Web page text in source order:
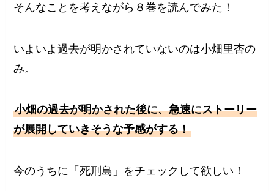
そんなことを考えながら８巻を読んでみた！
いよいよ過去が明かされていないのは小畑里杏の
み。
小畑の過去が明かされた後に、急速にストーリー
が展開していきそうな予感がする！
今のうちに「死刑島」をチェックして欲しい！